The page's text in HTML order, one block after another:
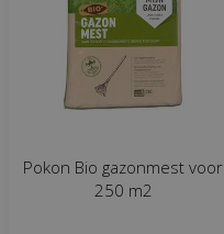
Pokon Bio gazonmest voor
250 m2